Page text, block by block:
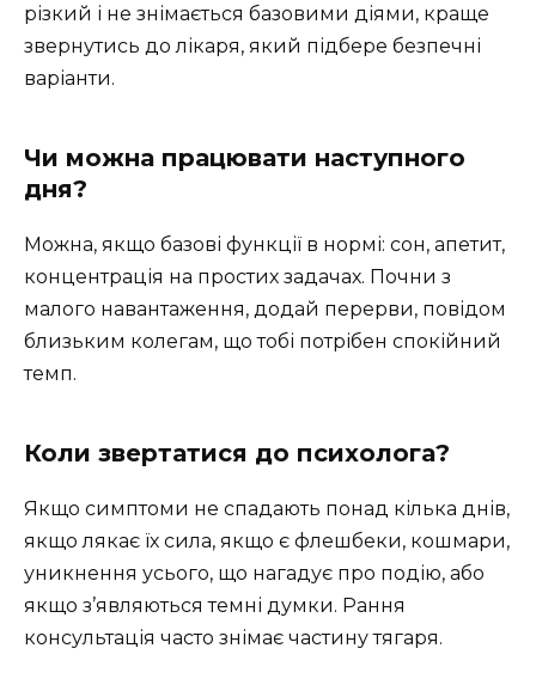
різкий і не знімається базовими діями, краще
звернутись до лікаря, який підбере безпечні
варіанти.
Чи можна працювати наступного
дня?
Можна, якщо базові функції в нормі: сон, апетит,
концентрація на простих задачах. Почни з
малого навантаження, додай перерви, повідом
близьким колегам, що тобі потрібен спокійний
темп.
Коли звертатися до психолога?
Якщо симптоми не спадають понад кілька днів,
якщо лякає їх сила, якщо є флешбеки, кошмари,
уникнення усього, що нагадує про подію, або
якщо з’являються темні думки. Рання
консультація часто знімає частину тягаря.